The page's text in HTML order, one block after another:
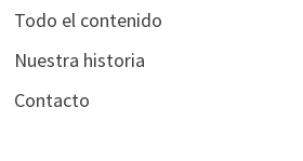
Todo el contenido
Nuestra historia
Contacto